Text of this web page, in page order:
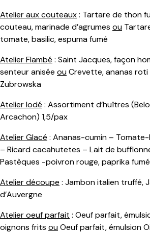
Atelier aux couteaux: Tartare de thon
couteau, marinade d’agrumes ou
tomate, basilic, espuma fumé
Atelier Flambé : Saint Jacques, façon
senteur anisée ouCrevette, ananas roti
Zubrowska
Atelier Iodé : Assortiment d’huîtres
Arcachon) 1,5/pax
Atelier Glacé : Ananas-cumin –
– Ricard cacahutetes – Lait de
Pastèques -poivron rouge, paprika
Atelier découpe : Jambon italien truffé,
d’Auvergne
Atelier oeuf parfait : Oeuf parfait,
oignons frits ouOeuf parfait, émulsion